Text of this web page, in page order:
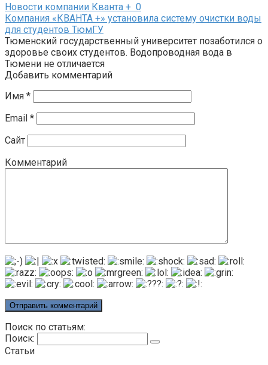
Новости компании Кванта + 0
Компания «КВАНТА +» установила систему очистки воды
для студентов ТюмГУ
Тюменский государственный университет позаботился о
здоровье своих студентов. Водопроводная вода в
Тюмени не отличается
Добавить комментарий
Имя *
Email *
Сайт
Комментарий
Поиск по статьям:
Поиск:
Статьи